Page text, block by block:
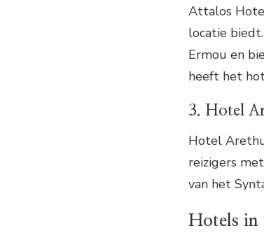
Attalos
locatie
Ermou en
heeft het
3. Hotel
Hotel
reizigers
van het
Hotels in